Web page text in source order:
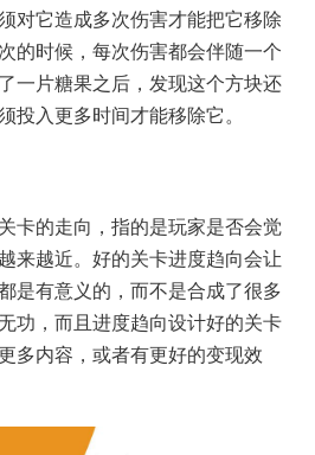
对它造成多次伤害才能把它移除
的时候，每次伤害都会伴随一个
一片糖果之后，发现这个方块还
投入更多时间才能移除它。
卡的走向，指的是玩家是否会觉
来越近。好的关卡进度趋向会让
是有意义的，而不是合成了很多
功，而且进度趋向设计好的关卡
多内容，或者有更好的变现效